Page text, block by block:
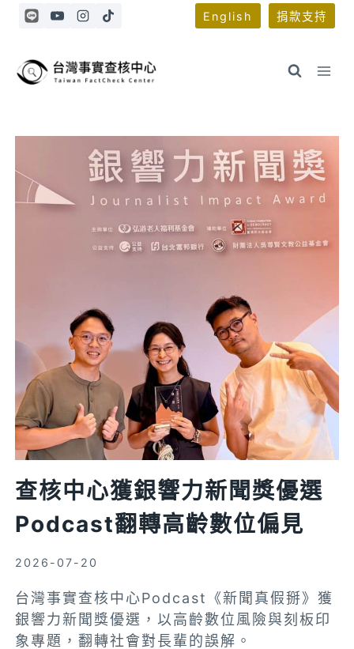
Skip
English 捐款支持
查核中心獲銀響力新聞獎優選
Podcast翻轉高齡數位偏見
2026-07-20
台灣事實查核中心Podcast《新聞真假掰》獲
銀響力新聞獎優選，以高齡數位風險與刻板印
象專題，翻轉社會對長輩的誤解。